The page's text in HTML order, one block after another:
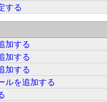
する
加する
加する
加する
ルを追加する